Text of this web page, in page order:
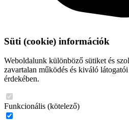
Süti (cookie) információk
Weboldalunk különböző sütiket és
zavartalan működés és kiváló
érdekében.
Funkcionális (kötelező)